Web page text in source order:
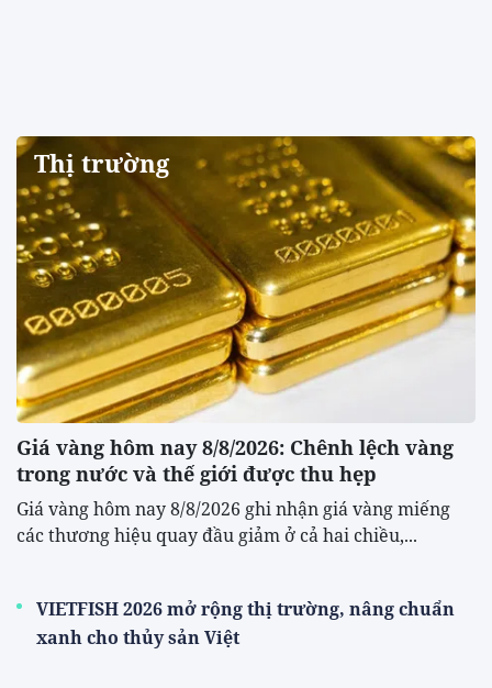
Thị trường
Giá vàng hôm nay 8/8/2026: Chênh lệch vàng
trong nước và thế giới được thu hẹp
Giá vàng hôm nay 8/8/2026 ghi nhận giá vàng miếng
các thương hiệu quay đầu giảm ở cả hai chiều,...
VIETFISH 2026 mở rộng thị trường, nâng chuẩn
xanh cho thủy sản Việt